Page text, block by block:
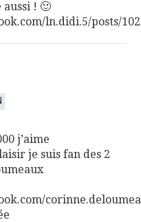
aussi ! 🙂
ln.didi.5/posts/
j’aime
je suis fan des 2